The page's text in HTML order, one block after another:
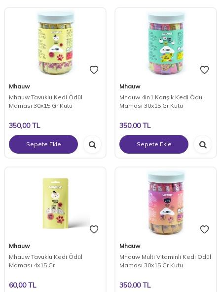
Mhauw
Mhauw Tavuklu Kedi Ödül
Maması 30x15 Gr Kutu
350,00TL
Sepete Ekle
Mhauw
Mhauw 4in1 Karışık Kedi Ödül
Maması 30x15 Gr Kutu
350,00TL
Sepete Ekle
Mhauw
Mhauw Tavuklu Kedi Ödül
Maması 4x15 Gr
60,00TL
Mhauw
Mhauw Multi Vitaminli Kedi Ödül
Maması 30x15 Gr Kutu
350,00TL